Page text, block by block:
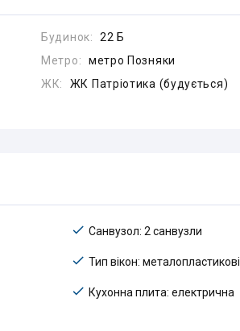
Будинок:
22 Б
Метро:
метро Позняки
ЖК:
ЖК Патріотика (будується)
Санвузол: 2 санвузли
Тип вікон: металопластикові
Кухонна плита: електрична